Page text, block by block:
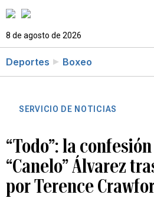
8 de agosto de 2026
Deportes Boxeo
SERVICIO DE NOTICIAS
“Todo”: la
“Canelo” Álvarez
por Terence